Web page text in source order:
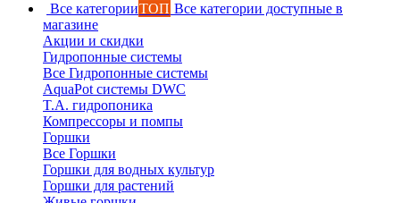
Все категорииТОП Все категории доступные в
магазине
Акции и скидки
Гидропонные системы
Все Гидропонные системы
AquaPot системы DWC
T.A. гидропоника
Компрессоры и помпы
Горшки
Все Горшки
Горшки для водных культур
Горшки для растений